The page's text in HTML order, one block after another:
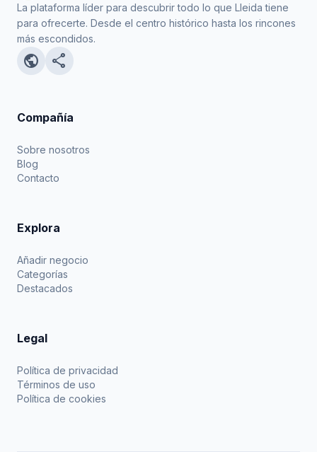
La plataforma líder para descubrir todo lo que Lleida tiene
para ofrecerte. Desde el centro histórico hasta los rincones
más escondidos.
public share
Compañía
Sobre nosotros
Blog
Contacto
Explora
Añadir negocio
Categorías
Destacados
Legal
Política de privacidad
Términos de uso
Política de cookies